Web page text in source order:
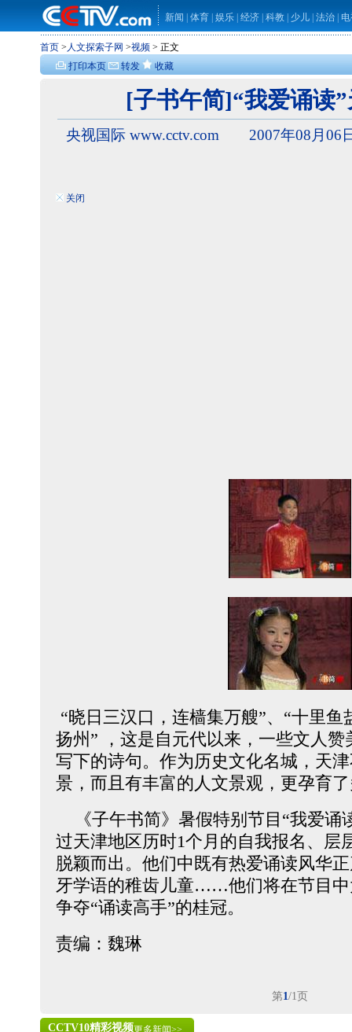
新闻 体育 娱乐 经济 科教 少儿 法治
首页 > 人文探索子网 >视频 > 正文
打印本页
转发 收藏
关闭
[子书午简]“我爱诵读
央视国际 www.cctv.com 2007年08月06
“晓日三汉口，连樯集万艘”、“十里
扬州” ，这是自元代以来，一些文人
写下的诗句。作为历史文化名城，天
景，而且有丰富的人文景观，更孕育
《子午书简》暑假特别节目“我爱诵
过天津地区历时1个月的自我报名、层
脱颖而出。他们中既有热爱诵读风华
牙学语的稚齿儿童……他们将在节目中
争夺“诵读高手”的桂冠。
责编：魏琳
第1/1页
CCTV10精彩视频